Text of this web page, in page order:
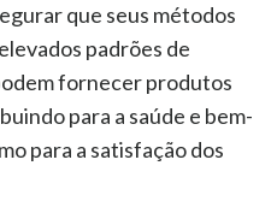
que seus métodos
padrões de
fornecer produtos
para a saúde e bem-
para a satisfação dos